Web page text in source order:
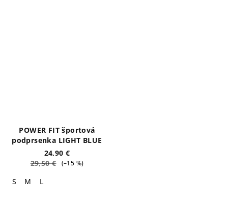
POWER FIT športová
podprsenka LIGHT BLUE
24,90 €
29,50 €
(–15 %)
S M L